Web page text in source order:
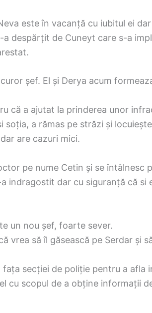
este în vacanță cu iubitul ei
despărțit de Cuneyt care s-a
șef. El și Derya acum
că a ajutat la prinderea unor
a rămas pe străzi și
are cazuri mici.
pe nume Cetin și se întâlnesc
indragostit dar cu siguranță că si
un nou șef, foarte sever.
vrea să îl găsească pe Serdar și
secției de poliție pentru a afla
cu scopul de a obține informații